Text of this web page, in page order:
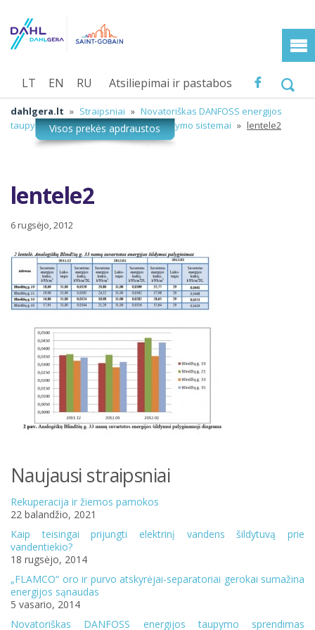
Atsiliepimai ir pastabos
LT EN RU
dahlgera.lt » Straipsniai » Novatoriškas DANFOSS energijos
taupymo sprendimas vienvamzdei šildymo sistemai » lentele2
lentele2
6 rugsėjo, 2012
Naujausi straipsniai
Rekuperacija ir žiemos pamokos
22 balandžio, 2021
Kaip teisingai prijungti elektrinį vandens šildytuvą prie
vandentiekio?
18 rugsėjo, 2014
„FLAMCO“ oro ir purvo atskyrėjai-separatoriai gerokai sumažina
energijos sąnaudas
5 vasario, 2014
Novatoriškas DANFOSS energijos taupymo sprendimas